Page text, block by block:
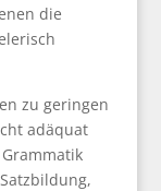
die
zu geringen
adäquat